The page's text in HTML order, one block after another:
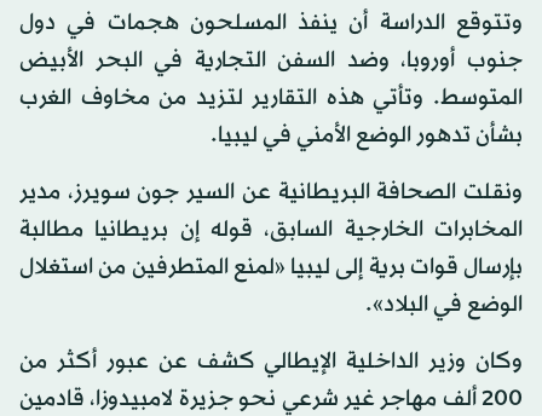
وتتوقع الدراسة أن ينفذ المسلحون هجمات في دول
جنوب أوروبا، وضد السفن التجارية في البحر الأبيض
المتوسط. وتأتي هذه التقارير لتزيد من مخاوف الغرب
بشأن تدهور الوضع الأمني في ليبيا.
ونقلت الصحافة البريطانية عن السير جون سويرز، مدير
المخابرات الخارجية السابق، قوله إن بريطانيا مطالبة
بإرسال قوات برية إلى ليبيا «لمنع المتطرفين من استغلال
الوضع في البلاد».
وكان وزير الداخلية الإيطالي كشف عن عبور أكثر من
200 ألف مهاجر غير شرعي نحو جزيرة لامبيدوزا، قادمين